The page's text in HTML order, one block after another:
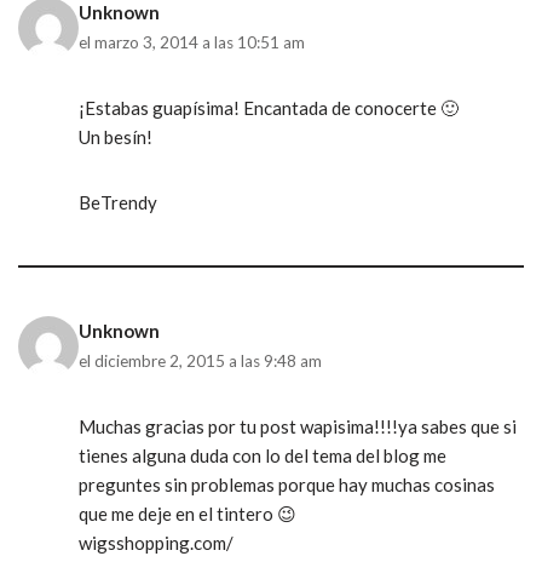
Unknown
el marzo 3, 2014 a las 10:51 am
¡Estabas guapísima! Encantada de conocerte 🙂
Un besín!
BeTrendy
Unknown
el diciembre 2, 2015 a las 9:48 am
Muchas gracias por tu post wapisima!!!!ya sabes que si
tienes alguna duda con lo del tema del blog me
preguntes sin problemas porque hay muchas cosinas
que me deje en el tintero 😉
wigsshopping.com/